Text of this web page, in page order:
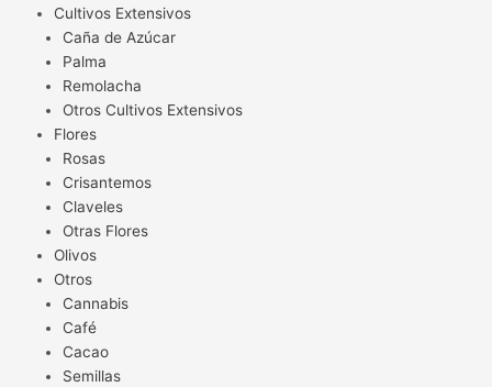
Cultivos Extensivos
Caña de Azúcar
Palma
Remolacha
Otros Cultivos Extensivos
Flores
Rosas
Crisantemos
Claveles
Otras Flores
Olivos
Otros
Cannabis
Café
Cacao
Semillas